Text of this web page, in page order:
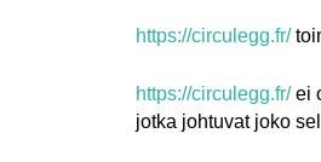
https://circulegg.fr/
https://circulegg.fr/ei
jotka johtuvat joko